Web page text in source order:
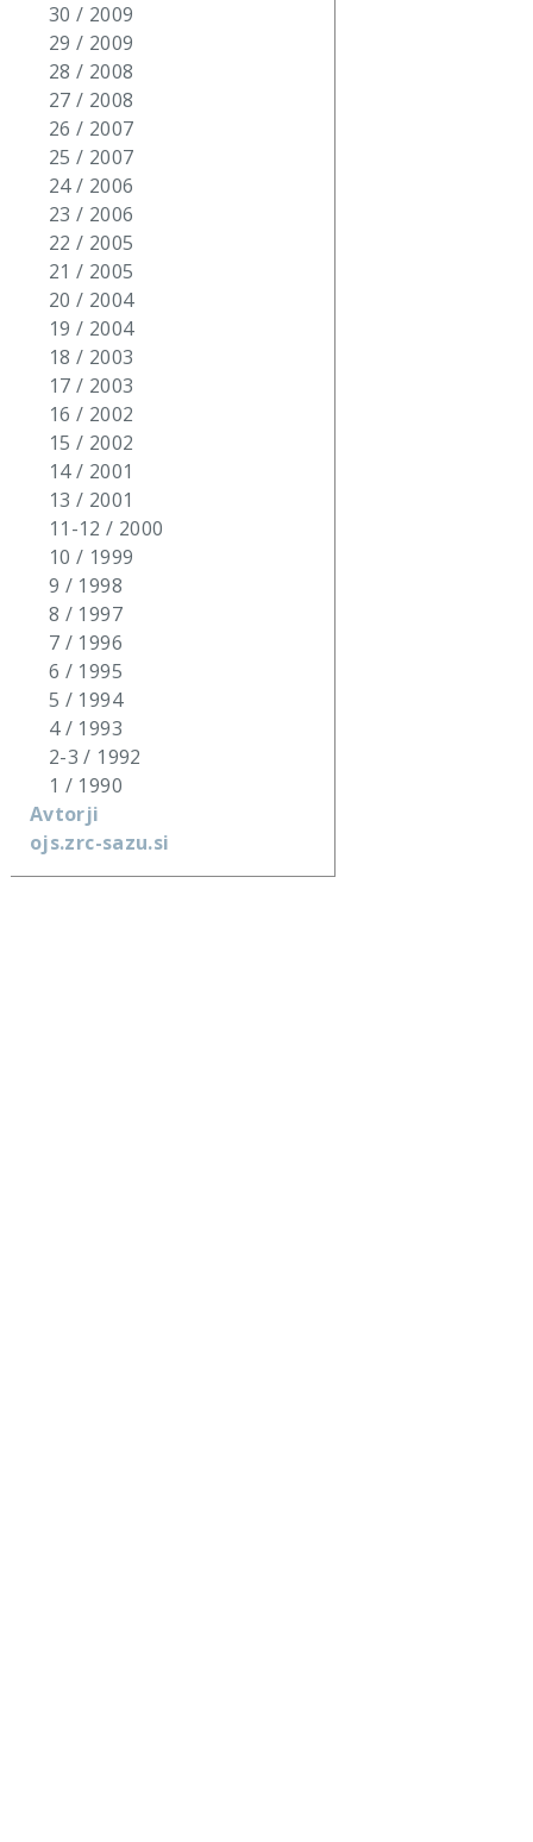
30 / 2009
29 / 2009
28 / 2008
27 / 2008
26 / 2007
25 / 2007
24 / 2006
23 / 2006
22 / 2005
21 / 2005
20 / 2004
19 / 2004
18 / 2003
17 / 2003
16 / 2002
15 / 2002
14 / 2001
13 / 2001
11-12 / 2000
10 / 1999
9 / 1998
8 / 1997
7 / 1996
6 / 1995
5 / 1994
4 / 1993
2-3 / 1992
1 / 1990
Avtorji
ojs.zrc-sazu.si